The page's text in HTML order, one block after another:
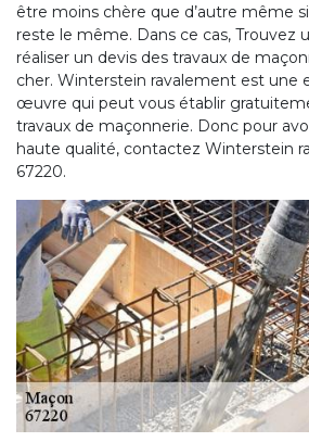
être moins chère que d’autre même
reste le même. Dans ce cas, Trouvez
réaliser un devis des travaux de
cher. Winterstein ravalement est une
œuvre qui peut vous établir
travaux de maçonnerie. Donc pour
haute qualité, contactez Winterstein
67220.